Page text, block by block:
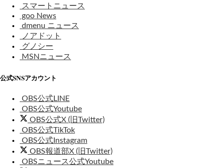
スマートニュース
goo News
dmenu ニュース
ノアドット
グノシー
MSNニュース
公式SNSアカウント
OBS公式LINE
OBS公式Youtube
OBS公式X (旧Twitter)
OBS公式TikTok
OBS公式Instagram
OBS報道部X (旧Twitter)
OBSニュース公式Youtube